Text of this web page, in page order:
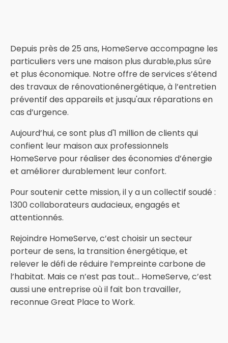
Depuis près de 25 ans, HomeServe accompagne les
particuliers vers une maison plus durable,plus sûre
et plus économique. Notre offre de services s’étend
des travaux de rénovationénergétique, à l’entretien
préventif des appareils et jusqu'aux réparations en
cas d’urgence.
Aujourd’hui, ce sont plus d'1 million de clients qui
confient leur maison aux professionnels
HomeServe pour réaliser des économies d’énergie
et améliorer durablement leur confort.
Pour soutenir cette mission, il y a un collectif soudé :
1300 collaborateurs audacieux, engagés et
attentionnés.
Rejoindre HomeServe, c’est choisir un secteur
porteur de sens, la transition énergétique, et
relever le défi de réduire l’empreinte carbone de
l’habitat. Mais ce n’est pas tout... HomeServe, c’est
aussi une entreprise où il fait bon travailler,
reconnue Great Place to Work.